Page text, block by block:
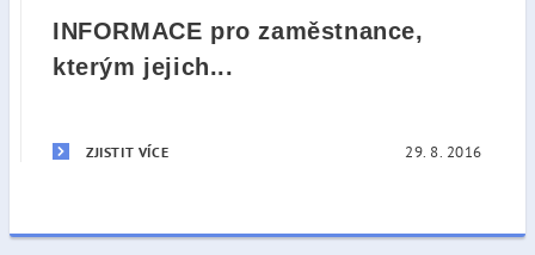
INFORMACE pro zaměstnance,
kterým jejich...
ZJISTIT VÍCE 29. 8. 2016